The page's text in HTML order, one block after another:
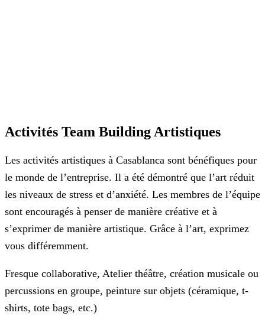
Activités Team Building Artistiques
Les activités artistiques à Casablanca sont bénéfiques pour
le monde de l’entreprise. Il a été démontré que l’art réduit
les niveaux de stress et d’anxiété. Les membres de l’équipe
sont encouragés à penser de manière créative et à
s’exprimer de manière artistique. Grâce à l’art, exprimez
vous différemment.
Fresque collaborative, Atelier théâtre, création musicale ou
percussions en groupe, peinture sur objets (céramique, t-
shirts, tote bags, etc.)